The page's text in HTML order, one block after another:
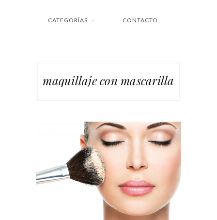
CATEGORÍAS CONTACTO
maquillaje con mascarilla